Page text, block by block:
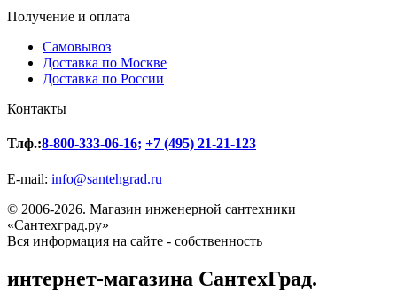
Получение и оплата
Самовывоз
Доставка по Москве
Доставка по России
Контакты
Тлф.:8-800-333-06-16; +7 (495) 21-21-123
E-mail: info@santehgrad.ru
© 2006-2026. Магазин инженерной сантехники
«Сантехград.ру»
Вся информация на сайте - собственность
интернет-магазина СантехГрад.